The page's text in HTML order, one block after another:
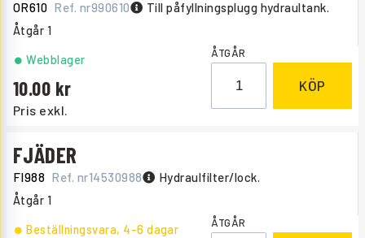
OR610 Ref. nr990610 Till påfyllningsplugg hydraultank.
Åtgår 1
Pris exkl.
10.00
Webblager ÅTGÅR
KÖP
FJÄDER
FI988 Ref. nr14530988 Hydraulfilter/lock.
Åtgår 1
Beställningsvara, 4-6 dagar ÅTGÅR